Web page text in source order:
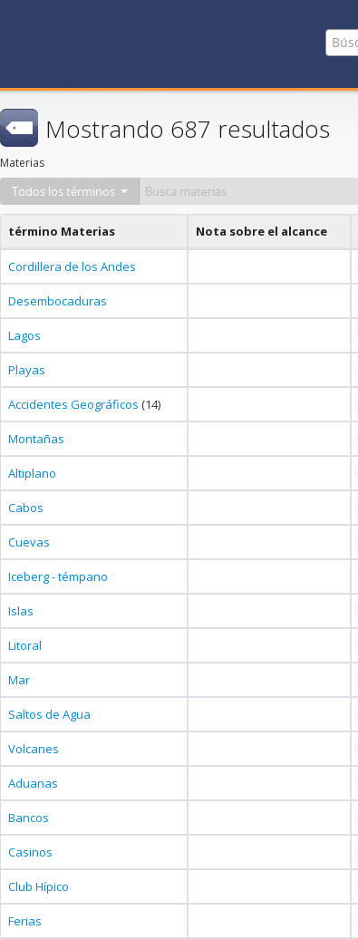
Mostrando 687 resultados
Materias
Todos los términos
término Materias Nota sobre el alcance
Cordillera de los Andes
Desembocaduras
Lagos
Playas
Accidentes Geográficos (14)
Montañas
Altiplano
Cabos
Cuevas
Iceberg - témpano
Islas
Litoral
Mar
Saltos de Agua
Volcanes
Aduanas
Bancos
Casinos
Club Hípico
Ferias